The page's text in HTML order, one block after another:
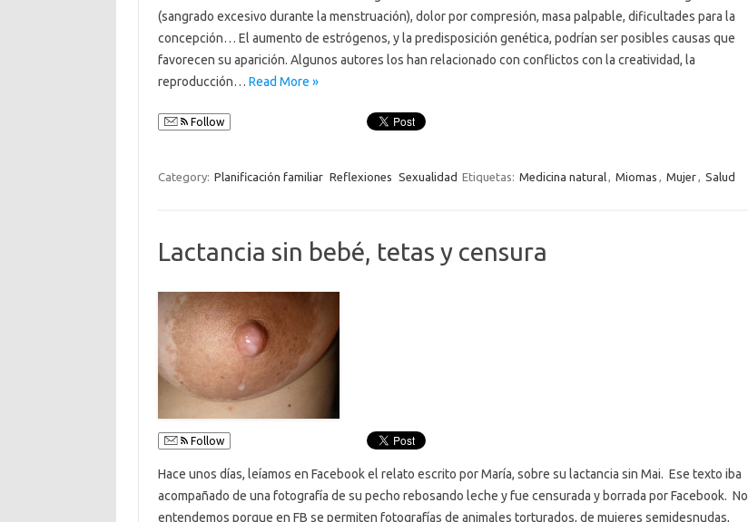
(sangrado excesivo durante la menstruación), dolor por compresión, masa palpable, dificultades para la
concepción… El aumento de estrógenos, y la predisposición genética, podrían ser posibles causas que
favorecen su aparición. Algunos autores los han relacionado con conflictos con la creatividad, la
reproducción… Read More »
Follow
Category: Planificación familiar Reflexiones Sexualidad Etiquetas: Medicina natural, Miomas , Mujer, Salud
Lactancia sin bebé, tetas y censura
Follow
Hace unos días, leíamos en Facebook el relato escrito por María, sobre su lactancia sin Mai. Ese texto iba
acompañado de una fotografía de su pecho rebosando leche y fue censurada y borrada por Facebook. No
entendemos porque en FB se permiten fotografías de animales torturados, de mujeres semidesnudas,